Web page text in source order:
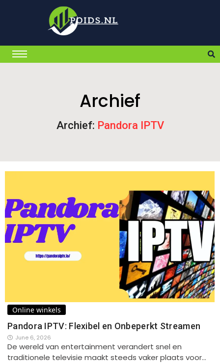
Archief
Archief: Pandora IPTV
Online winkels
Pandora IPTV: Flexibel en Onbeperkt Streamen
June 6, 2026
De wereld van entertainment verandert snel en
traditionele televisie maakt steeds vaker plaats voor…